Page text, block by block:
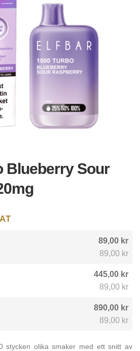
Blueberry Sour
89,00 kr
89,00 kr
445,00 kr
89,00 kr
890,00 kr
89,00 kr
stycken olika smaker med ett snitt av